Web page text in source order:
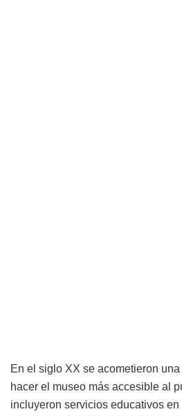
En el siglo XX se acometieron
hacer el museo más accesible al
incluyeron servicios educativos